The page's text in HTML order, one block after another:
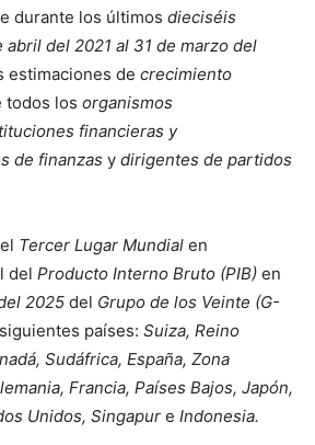
durante los últimos dieciséis
abril del 2021 al 31 de marzo del
estimaciones de crecimiento
todos los organismos
financieras y
de finanzas y dirigentes de partidos
Tercer Lugar Mundial en
del Producto Interno Bruto (PIB) en
2025 del Grupo de los Veinte (G-
países: Suiza, Reino
Sudáfrica, España, Zona
Francia, Países Bajos, Japón,
Unidos, Singapur e Indonesia.